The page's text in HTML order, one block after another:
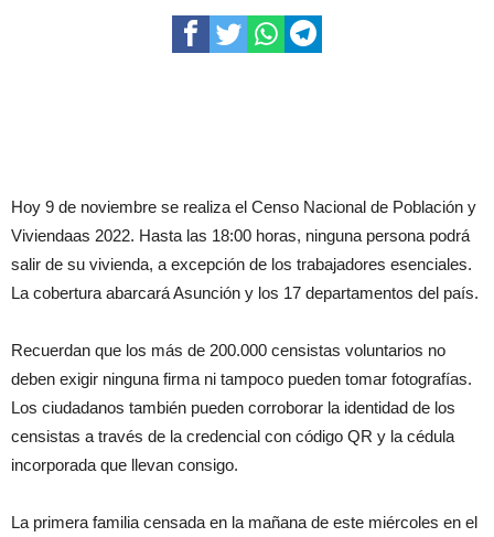
Hoy 9 de noviembre se realiza el Censo Nacional de Población y
Viviendaas 2022. Hasta las 18:00 horas, ninguna persona podrá
salir de su vivienda, a excepción de los trabajadores esenciales.
La cobertura abarcará Asunción y los 17 departamentos del país.
Recuerdan que los más de 200.000 censistas voluntarios no
deben exigir ninguna firma ni tampoco pueden tomar fotografías.
Los ciudadanos también pueden corroborar la identidad de los
censistas a través de la credencial con código QR y la cédula
incorporada que llevan consigo.
La primera familia censada en la mañana de este miércoles en el